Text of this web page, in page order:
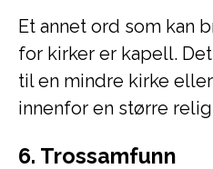
Et annet ord som kan
for kirker er kapell.
til en mindre kirke
innenfor en større
6. Trossamfunn